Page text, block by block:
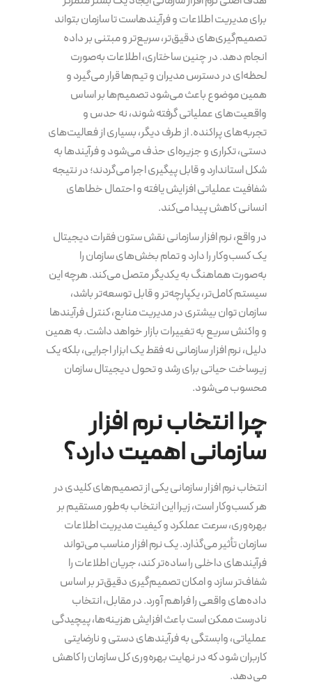
برای مدیریت اطلاعات و فرآیندهاست تا سازمان بتواند
تصمیم‌گیری‌های دقیق‌تر، سریع‌تر و مبتنی بر داده
انجام دهد. در چنین ساختاری، اطلاعات به‌صورت
لحظه‌ای در دسترس مدیران و تیم‌ها قرار می‌گیرد و
همین موضوع باعث می‌شود تصمیم‌ها بر اساس
واقعیت‌های عملیاتی گرفته شوند، نه حدس و
تجربه‌های پراکنده. از طرف دیگر، بسیاری از فعالیت‌های
دستی، تکراری و جزیره‌ای حذف می‌شود و فرآیندها به
شکل استاندارد و قابل پیگیری اجرا می‌گردند؛ در نتیجه
شفافیت عملیاتی افزایش یافته و احتمال خطاهای
انسانی کاهش پیدا می‌کند.
در واقع، نرم افزار سازمانی نقش ستون فقرات دیجیتال
یک کسب‌وکار را دارد و تمام بخش‌های سازمان را
به‌صورت هماهنگ به یکدیگر متصل می‌کند. هرچه این
سیستم کامل‌تر، یکپارچه‌تر و قابل توسعه‌تر باشد،
سازمان توان بیشتری در مدیریت منابع، کنترل فرآیندها
و واکنش سریع به تغییرات بازار خواهد داشت. به همین
دلیل، نرم افزار سازمانی نه فقط یک ابزار اجرایی، بلکه یک
زیرساخت حیاتی برای رشد و تحول دیجیتال سازمان
محسوب می‌شود.
چرا انتخاب نرم افزار
سازمانی اهمیت دارد؟
انتخاب نرم افزار سازمانی یکی از تصمیم‌های کلیدی در
هر کسب‌وکار است، زیرا این انتخاب به‌طور مستقیم بر
بهره‌وری، سرعت عملکرد و کیفیت مدیریت اطلاعات
سازمان تأثیر می‌گذارد. یک نرم افزار مناسب می‌تواند
فرآیندهای داخلی را ساده‌تر کند، جریان اطلاعات را
شفاف‌تر سازد و امکان تصمیم‌گیری دقیق‌تر بر اساس
داده‌های واقعی را فراهم آورد. در مقابل، انتخاب
نادرست ممکن است باعث افزایش هزینه‌ها، پیچیدگی
عملیاتی، وابستگی به فرآیندهای دستی و نارضایتی
کاربران شود که در نهایت بهره‌وری کل سازمان را کاهش
می‌دهد.